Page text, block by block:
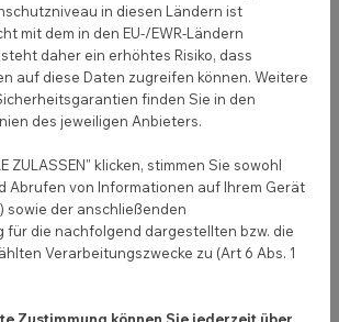
sind übersichtlicher. Online-
erleichtern die Planung.
stärken die
Nicht zuletzt eignen sich Website,
für die
einfacher bei dir bewerben
sich eineigener Bewerber-Bereich
an. So können Interessenten
mit wenigen Klicks abschicken.
in diesen Ländern ist
mit dem in den EU-/EWR-Ländern
daher ein erhöhtes Risiko, dass
auf diese Daten zugreifen können. Weitere
finden Sie in den
des jeweiligen Anbieters.
ZULASSEN" klicken, stimmen Sie sowohl
Abrufen von Informationen auf Ihrem Gerät
sowie der anschließenden
für die nachfolgend dargestellten bzw. die
Verarbeitungszwecke zu (Art 6 Abs. 1